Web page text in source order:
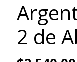
2 de